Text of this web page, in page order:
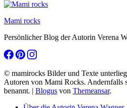
Mami rocks
Persönlicher Blog der Autorin Verena
© mamirocks Bilder und Texte
Autoren von Mami Rocks. Andernfalls
benannt. | Blogus von Themeansar.